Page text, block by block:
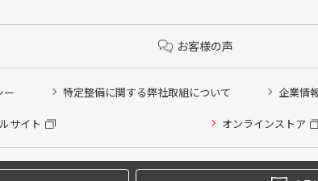
お客様の声
ー 特定整備に関する弊社取組について 企業情
サイト オンラインストア
rights Reserved.
い